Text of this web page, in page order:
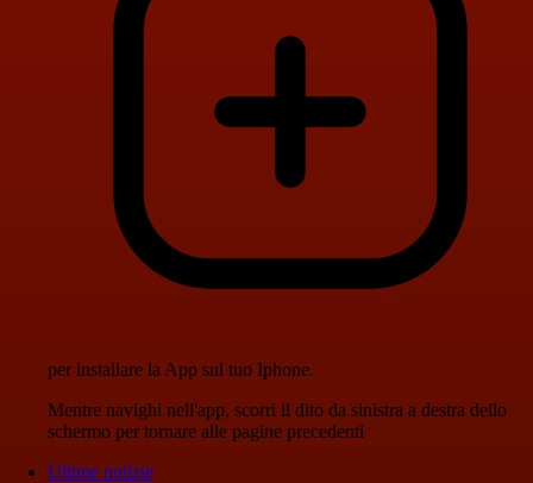
per installare la App sul tuo Iphone.
Mentre navighi nell'app, scorri il dito da sinistra a destra dello
schermo per tornare alle pagine precedenti
Ultime notizie